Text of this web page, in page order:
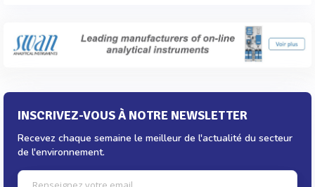
INSCRIVEZ-VOUS À NOTRE NEWSLETTER
Recevez chaque semaine le meilleur de l'actualité du secteur
de l'environnement.